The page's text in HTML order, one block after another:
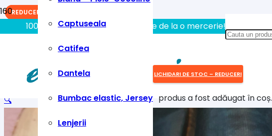
100% aici gasiti tot ce aveti nevoie de la o mercerie!!
Captuseala
Catifea
Dantela
Bumbac elastic, Jersey
Lenjerii
LICHIDARI DE STOC – REDUCERI
produsa fost adăugat în coș.
🔍
REDUCERI!
REDUCERI!
REDUCERI!